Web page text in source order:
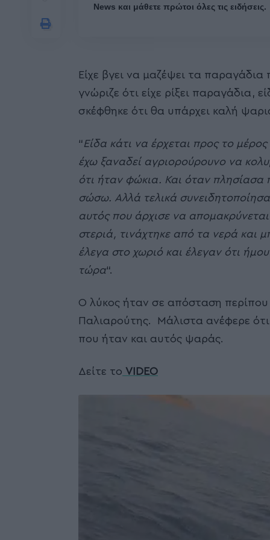
News και μάθετε πρώτοι όλες τις ειδήσεις.
Είχε βγει να μαζέψει τα παραγάδια
γνώριζε ότι είχε ρίξει παραγάδια,
σκέφθηκε ότι θα υπάρχει καλή
“Είδα κάτι να έρχεται προς το
έχω ξαναδεί αγριορούρουνο να
ότι ήταν φώκια. Και όταν πλησίασα
σώσω. Αλλά τελικά
αυτός που άρχισε να
στεριά, τινάχτηκε από τα νερά και
έλεγα στο χωριό και έλεγαν ότι
τώρα“.
Ο λύκος ήταν σε απόσταση περίπου
Παλιαρούτης. Μάλιστα ανέφερε ότι
που ήταν και αυτός ψαράς.
Δείτε το VIDEO